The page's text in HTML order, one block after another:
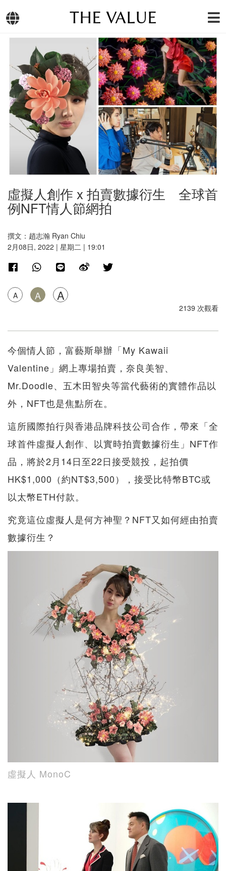
THE VALUE
虛擬人創作 x 拍賣數據衍生 全球首
例NFT情人節網拍
撰文：趙志瀚 Ryan Chiu
2月08日, 2022 | 星期二 | 19:01
A A A
2139 次觀看
今個情人節，富藝斯舉辦「My Kawaii
Valentine」網上專場拍賣，奈良美智、
Mr.Doodle、五木田智央等當代藝術的實體作品以
外，NFT也是焦點所在。
這所國際拍行與香港品牌科技公司合作，帶來「全
球首件虛擬人創作、以實時拍賣數據衍生」NFT作
品，將於2月14日至22日接受競投，起拍價
HK$1,000（約NT$3,500），接受比特幣BTC或
以太幣ETH付款。
究竟這位虛擬人是何方神聖？NFT又如何經由拍賣
數據衍生？
虛擬人 MonoC